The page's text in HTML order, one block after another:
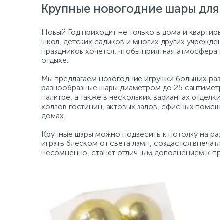
Крупные новогодние шары
Новый Год приходит не только в дома и
школ, детских садиков и многих других
праздников хочется, чтобы приятная
отдыхе.
Мы предлагаем новогодние игрушки больших
разнообразные шары диаметром до 25
палитре, а также в нескольких вариантах
холлов гостиниц, актовых залов, офисных
домах.
Крупные шары можно подвесить к потолку на
играть блеском от света ламп, создастся
несомненно, станет отличным дополнением к